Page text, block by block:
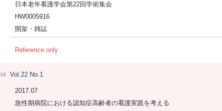
日本老年看護学会第22回学術集会
HW0005916
開架・雑誌
Reference only
18 Vol.22 No.1
2017.07
急性期病院における認知症高齢者の看護実践を考える